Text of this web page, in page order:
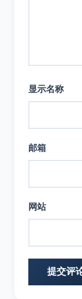
显示名称
邮箱
网站